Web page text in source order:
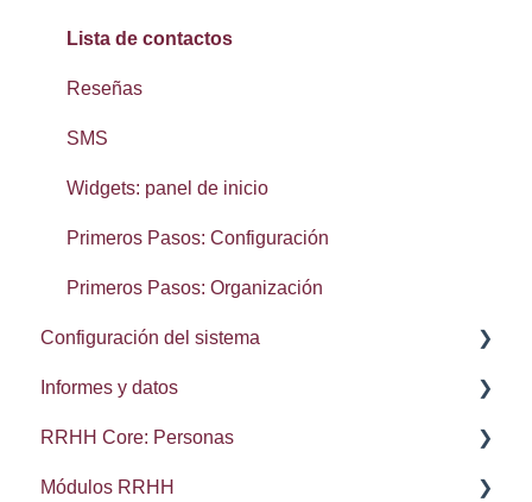
Lista de contactos
Reseñas
SMS
Widgets: panel de inicio
Primeros Pasos: Configuración
Primeros Pasos: Organización
Configuración del sistema
Administración del sistema
Integraciones: Webhooks
Informes y datos
Brecha salarial de género
Búsqueda, conjuntos y elementos recientes
RRHH Core: Personas
Kudos
Módulos RRHH